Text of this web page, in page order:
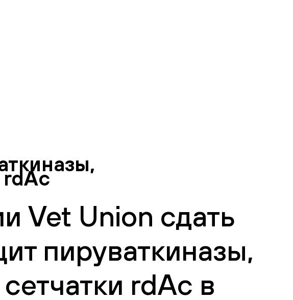
rdAc
Vet Union сдать
пируваткиназы,
rdAc в